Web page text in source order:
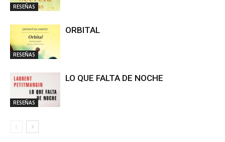
RESEÑAS
RESEÑAS
ORBITAL
RESEÑAS
LO QUE FALTA DE NOCHE